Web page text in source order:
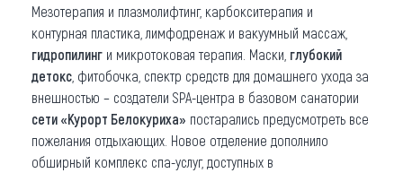
Мезотерапия и плазмолифтинг, карбокситерапия и
контурная пластика, лимфодренаж и вакуумный массаж,
гидропилинг и микротоковая терапия. Маски, глубокий
детокс , фитобочка, спектр средств для домашнего ухода за
внешностью – создатели SPA-центра в базовом санатории
сети «Курорт Белокуриха» постарались предусмотреть все
пожелания отдыхающих. Новое отделение дополнило
обширный комплекс спа-услуг, доступных в